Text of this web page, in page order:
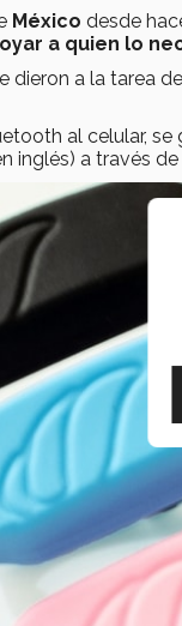
México desde
a quien lo
dieron a la tarea
al celular,
inglés) a través